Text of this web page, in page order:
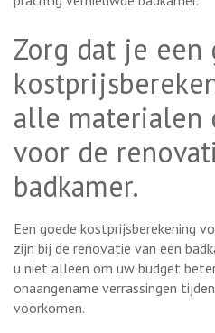
Zorg dat je een
alle materialen
voor de
badkamer.
Een goede kostprijsberekening
zijn bij de renovatie van een
u niet alleen om uw budget
onaangename verrassingen
voorkomen.